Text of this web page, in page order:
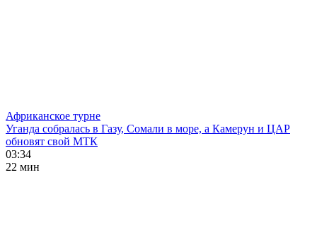
Африканское турне
Уганда собралась в Газу, Сомали в море, а Камерун и ЦАР
обновят свой МТК
03:34
22 мин